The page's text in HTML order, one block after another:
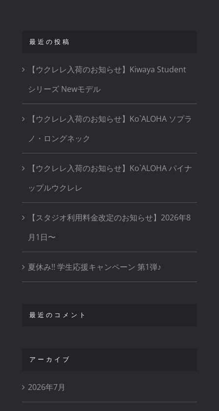
最近の投稿
【ウクレレ入荷のお知らせ】Kiwaya Student
シリーズ Newモデル
【ウクレレ入荷のお知らせ】Ko`ALOHA ソプラ
ノ・ロングネック
【ウクレレ入荷のお知らせ】Ko`ALOHA パイナ
ップルウクレレ
【スタジオ利用料金改定のお知らせ】2026年8
月1日〜
夏休み!! 学生応援キャンペーン 第1弾♪
最近のコメント
アーカイブ
2026年7月